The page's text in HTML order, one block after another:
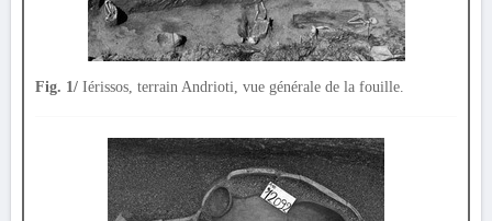
Fig. 1/ Iérissos, terrain Andrioti, vue générale de la fouille.